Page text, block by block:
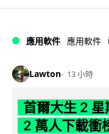
應用軟件 應用軟件
Lawton 13 小時
首爾大生 2
2 萬人下載衝